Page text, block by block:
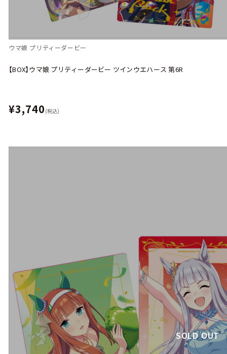
ウマ娘 プリティーダービー
【BOX】ウマ娘 プリティーダービー ツインウエハース 第6R
¥3,740 (税込)
SOLD OUT